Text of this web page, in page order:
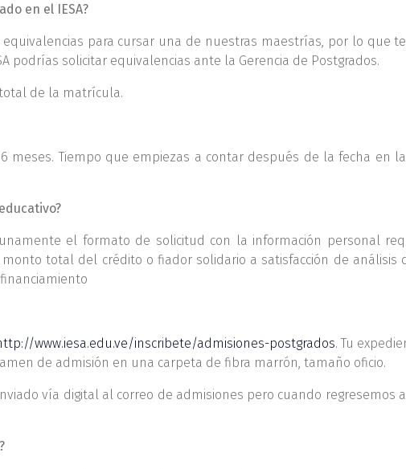
en el IESA?
para cursar una de nuestras maestrías, por lo que
podrías solicitar equivalencias ante la Gerencia de Postgrados.
de la matrícula.
Tiempo que empiezas a contar después de la fecha en
el formato de solicitud con la información personal
total del crédito o fiador solidario a satisfacción de análisis
www.iesa.edu.ve/inscribete/admisiones-postgrados. Tu
de admisión en una carpeta de fibra marrón, tamaño oficio.
vía digital al correo de admisiones pero cuando